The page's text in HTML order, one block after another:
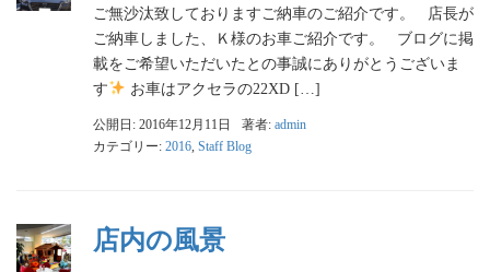
ご無沙汰致しておりますご納車のご紹介です。 店長が
ご納車しました、Ｋ様のお車ご紹介です。 ブログに掲
載をご希望いただいたとの事誠にありがとうございま
す
お車はアクセラの22XD […]
公開日: 2016年12月11日 著者: admin
カテゴリー: 2016, Staff Blog
店内の風景